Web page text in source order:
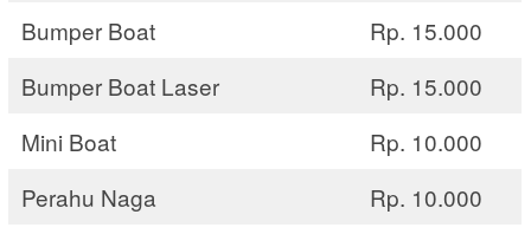
Bumper Boat
Rp. 15.000
Bumper Boat Laser
Rp. 15.000
Mini Boat
Rp. 10.000
Perahu Naga
Rp. 10.000